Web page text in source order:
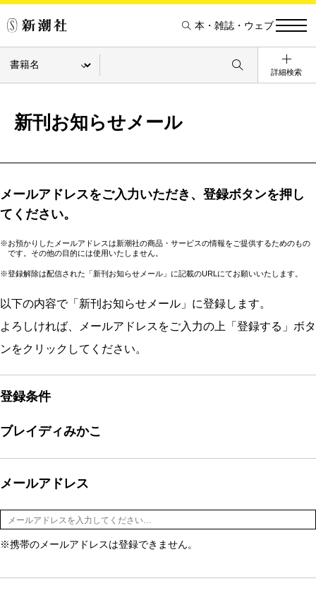
本・雑誌・ウェブ
詳細検索
新刊お知らせメール
メールアドレスをご入力いただき、登録ボタンを押し
てください。
※お預かりしたメールアドレスは新潮社の商品・サービスの情報をご提供するためのもの
です。その他の目的には使用いたしません。
※登録解除は配信された「新刊お知らせメール」に記載のURLにてお願いいたします。
以下の内容で「新刊お知らせメール」に登録します。
よろしければ、メールアドレスをご入力の上「登録する」ボタ
ンをクリックしてください。
登録条件
ブレイディみかこ
メールアドレス
※携帯のメールアドレスは登録できません。